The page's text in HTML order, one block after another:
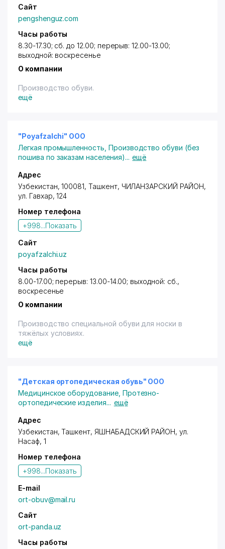
Сайт
pengshenguz.com
Часы работы
8.30-17.30; сб. до 12.00; перерыв: 12.00-13.00;
выходной: воскресенье
О компании
Производство обуви.
ещё
"Poyafzalchi" ООО
Легкая промышленность Производство обуви (без
пошива по заказам населения)... ещё
Адрес
Узбекистан, 100081, Ташкент, ЧИЛАНЗАРСКИЙ РАЙОН,
ул. Гавхар, 124
Номер телефона
+998...Показать
Сайт
poyafzalchi.uz
Часы работы
8.00-17.00; перерыв: 13.00-14.00; выходной: сб.,
воскресенье
О компании
Производство специальной обуви для носки в
тяжёлых условиях.
ещё
"Детская ортопедическая обувь" ООО
Медицинское оборудование, Протезно-
ортопедические изделия... ещё
Адрес
Узбекистан,Ташкент, ЯШНАБАДСКИЙ РАЙОН,ул.
Насаф, 1
Номер телефона
+998...Показать
E-mail
ort-obuv@mail.ru
Сайт
ort-panda.uz
Часы работы